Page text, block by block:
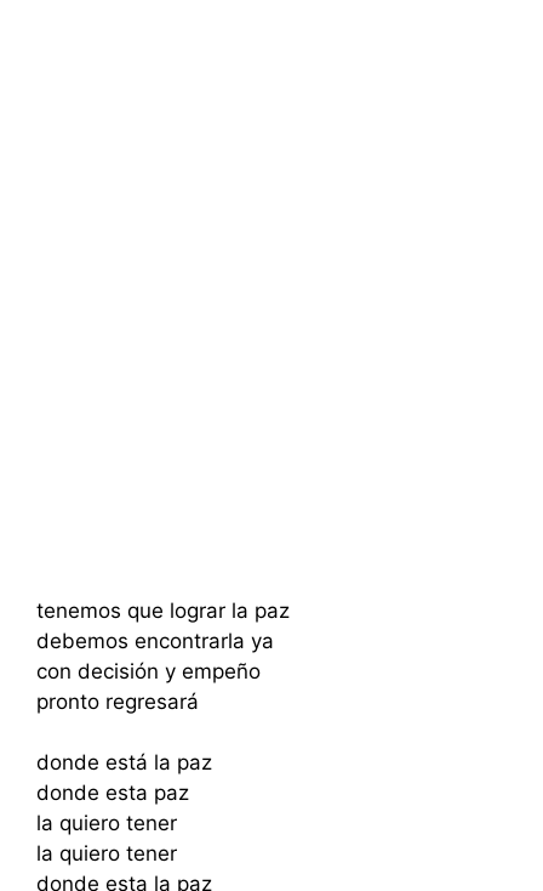
tenemos que lograr la paz
debemos encontrarla ya
con decisión y empeño
pronto regresará
donde está la paz
donde esta paz
la quiero tener
la quiero tener
donde esta la paz